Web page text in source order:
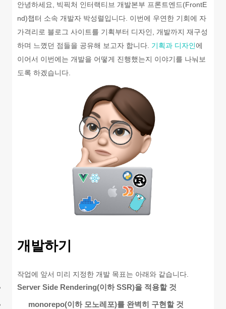
안녕하세요, 빅픽처 인터랙티브 개발본부 프론트엔드(FrontE
nd)챕터 소속 개발자 박성렬입니다. 이번에 우연한 기회에 자
가격리로 블로그 사이트를 기획부터 디자인, 개발까지 재구성
하며 느꼈던 점들을 공유해 보고자 합니다. 기획과 디자인에
이어서 이번에는 개발을 어떻게 진행했는지 이야기를 나눠보
도록 하겠습니다.
개발하기
작업에 앞서 미리 지정한 개발 목표는 아래와 같습니다.
Server Side Rendering(이하 SSR)을 적용할 것
monorepo(이하 모노레포)를 완벽히 구현할 것